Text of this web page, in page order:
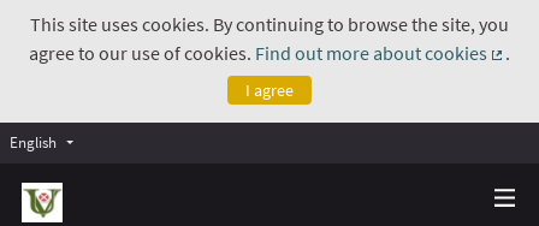
This site uses cookies. By continuing to browse the site, you
agree to our use of cookies. Find out more about cookies
.
I agree
English